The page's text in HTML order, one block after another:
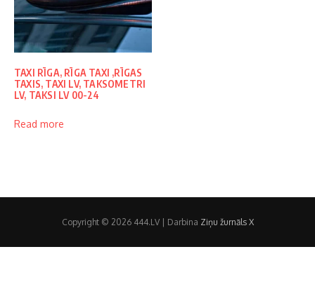
TAXI RĪGA, RĪGA TAXI ,RĪGAS
TAXIS, TAXI LV, TAKSOMETRI
LV, TAKSI LV 00-24
Read more
Copyright © 2026 444.LV | Darbina Ziņu žurnāls X